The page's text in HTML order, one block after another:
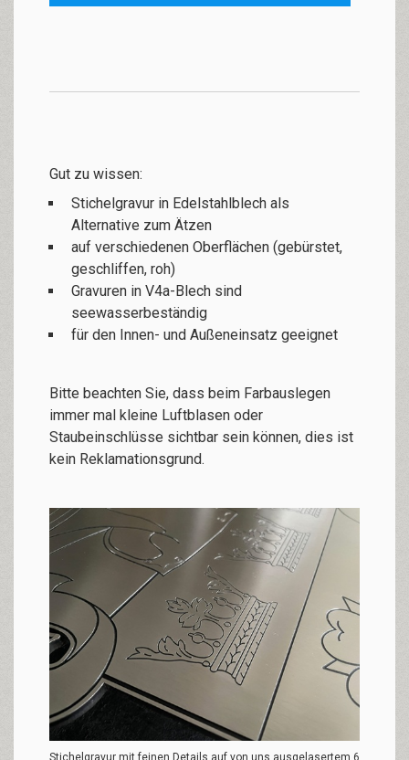
Gut zu wissen:
Stichelgravur in Edelstahlblech als
Alternative zum Ätzen
auf verschiedenen Oberflächen (gebürstet,
geschliffen, roh)
Gravuren in V4a-Blech sind
seewasserbeständig
für den Innen- und Außeneinsatz geeignet
Bitte beachten Sie, dass beim Farbauslegen
immer mal kleine Luftblasen oder
Staubeinschlüsse sichtbar sein können, dies ist
kein Reklamationsgrund.
Stichelgravur mit feinen Details auf von uns ausgelasertem 6